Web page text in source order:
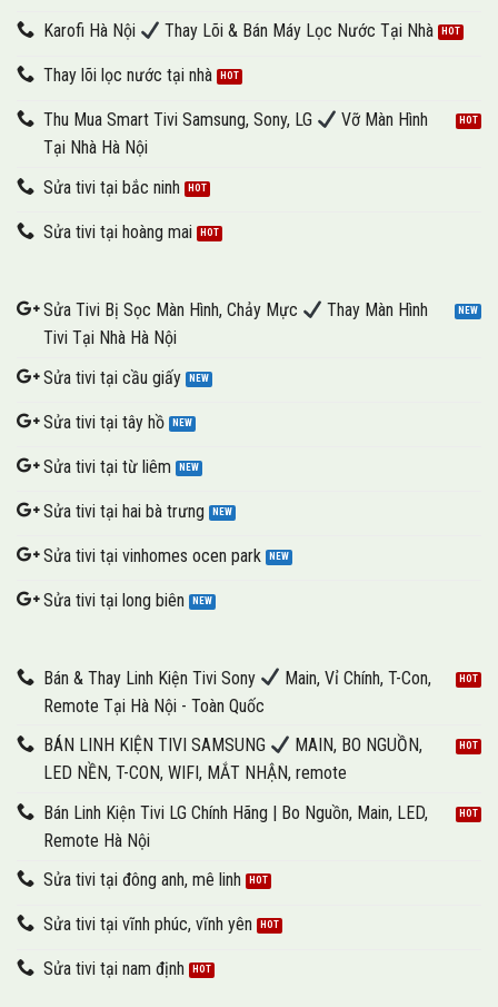
Karofi Hà Nội Thay Lõi & Bán Máy Lọc Nước Tại Nhà
Thay lõi lọc nước tại nhà
Thu Mua Smart Tivi Samsung, Sony, LG
Vỡ Màn Hình
Tại Nhà Hà Nội
Sửa tivi tại bắc ninh
Sửa tivi tại hoàng mai
Sửa Tivi Bị Sọc Màn Hình, Chảy Mực
Thay Màn Hình
Tivi Tại Nhà Hà Nội
Sửa tivi tại cầu giấy
Sửa tivi tại tây hồ
Sửa tivi tại từ liêm
Sửa tivi tại hai bà trưng
Sửa tivi tại vinhomes ocen park
Sửa tivi tại long biên
Bán & Thay Linh Kiện Tivi Sony
Main, Vỉ Chính, T-Con,
Remote Tại Hà Nội - Toàn Quốc
BÁN LINH KIỆN TIVI SAMSUNG
MAIN, BO NGUỒN,
LED NỀN, T-CON, WIFI, MẮT NHẬN, remote
Bán Linh Kiện Tivi LG Chính Hãng | Bo Nguồn, Main, LED,
Remote Hà Nội
Sửa tivi tại đông anh, mê linh
Sửa tivi tại vĩnh phúc, vĩnh yên
Sửa tivi tại nam định